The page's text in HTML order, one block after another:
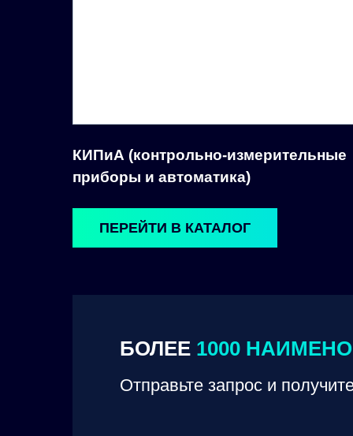
БОЛЕЕ 1000
Отправьте запрос и
КИПиА (контрольно-измерительные
приборы и автоматика)
ПЕРЕЙТИ В КАТАЛОГ